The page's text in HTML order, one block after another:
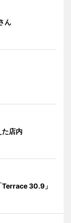
ん
た店内
Terrace 30.9」